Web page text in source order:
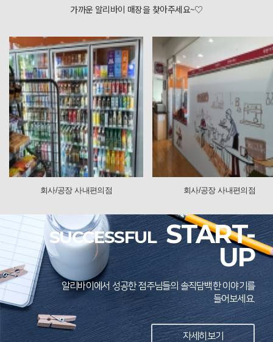
회사/공장 사내편의점 회사/
SUCCESSFUL START-
UP
알리바이에서 성공한 점주님들의 솔직담백한 이야기를
들어보세요.
자세히보기